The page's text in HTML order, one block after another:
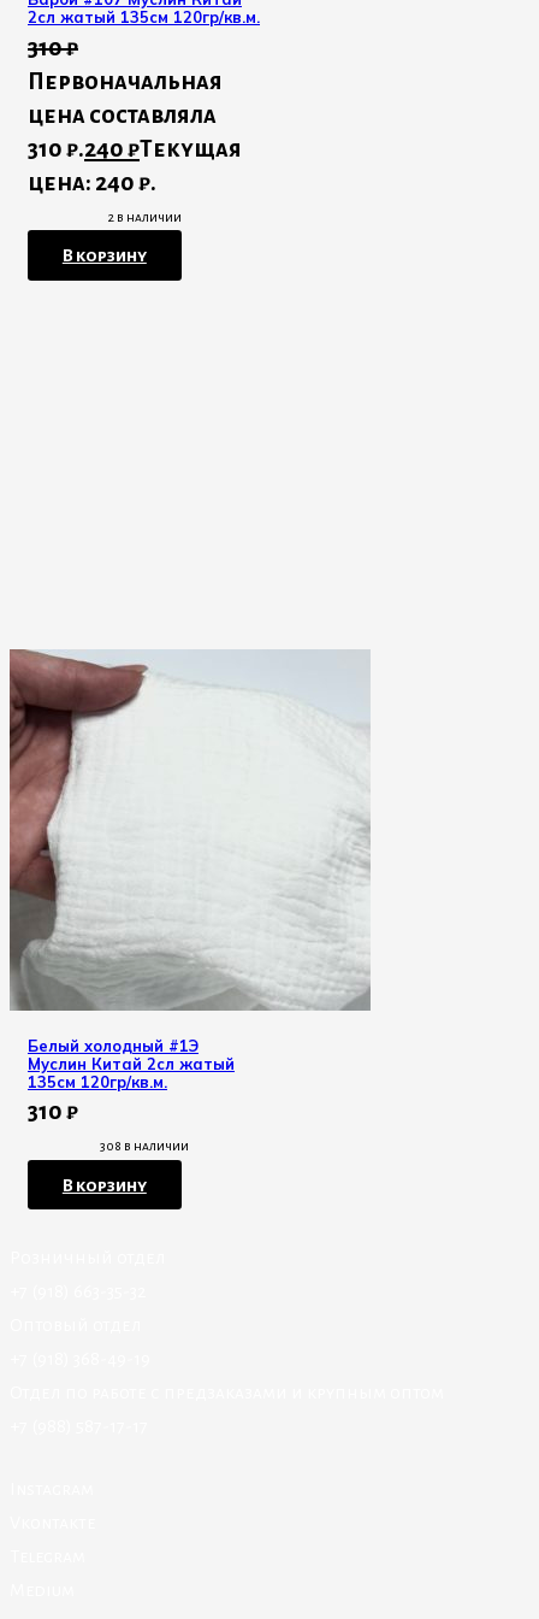
2сл жатый 135см 120гр/кв.м.
310₽
Первоначальная
цена составляла
310 ₽.240₽Текущая
цена: 240 ₽.
2 в наличии
В корзину
Белый холодный #1Э
Муслин Китай 2сл жатый
135см 120гр/кв.м.
310₽
308 в наличии
В корзину